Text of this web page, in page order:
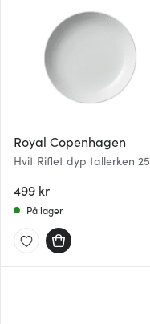
Royal Copenhagen
Hvit Riflet dyp tallerken 25
499 kr
På lager